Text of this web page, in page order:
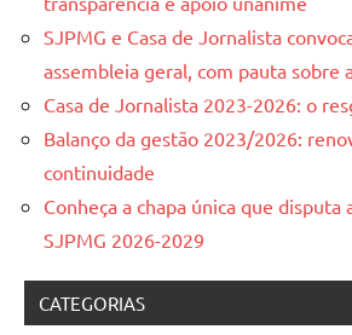
SJPMG e Casa de Jornalista
assembleia geral, com pauta sobre
Casa de Jornalista 2023-2026: o
Balanço da gestão 2023/2026:
continuidade
Conheça a chapa única que disputa
SJPMG 2026-2029
CATEGORIAS